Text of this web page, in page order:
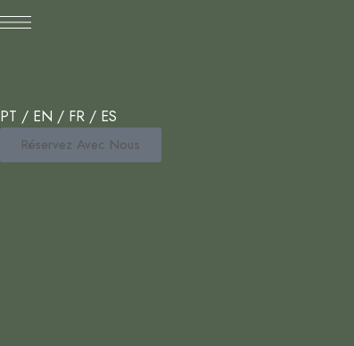
PT / EN / FR / ES
Réservez Avec Nous